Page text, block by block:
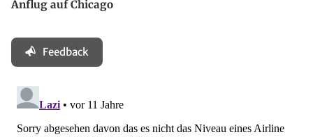
Anflug auf Chicago
Feedback